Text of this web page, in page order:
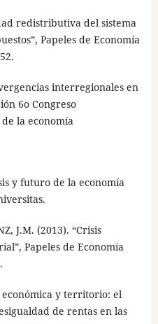
redistributiva del sistema
Papeles de Economía
interregionales en
6o Congreso
la economía
y futuro de la economía
J.M. (2013). “Crisis
Papeles de Economía
económica y territorio: el
de rentas en las